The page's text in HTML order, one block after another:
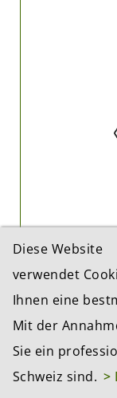
Diese Website
verwendet
Ihnen eine
Mit der
Sie ein
Schweiz sind. >